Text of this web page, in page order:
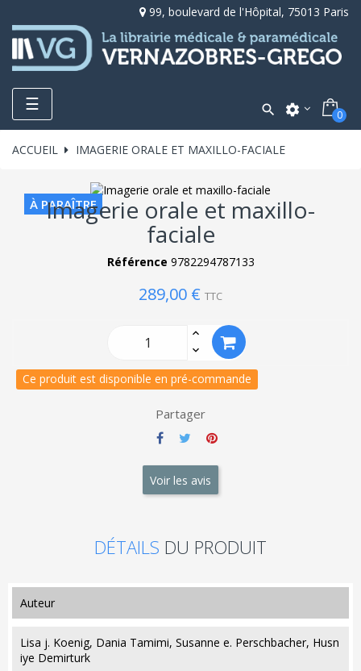
99, boulevard de l'Hôpital, 75013 Paris
Toggle
navigation
☰  settings 0
ACCUEIL IMAGERIE ORALE ET MAXILLO-FACIALE
À PARAÎTRE
Imagerie orale et maxillo-
faciale
Référence 9782294787133
289,00 € TTC
Ce produit est disponible en pré-commande
Partager
Voir les avis
DÉTAILS DU PRODUIT
auteur
Lisa j. Koenig, Dania Tamimi, Susanne e. Perschbacher, Husn
iye Demirturk